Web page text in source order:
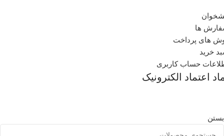
ها
های پرداخت
خرید
حساب کاربری
اعتماد الکترونیک
بستن